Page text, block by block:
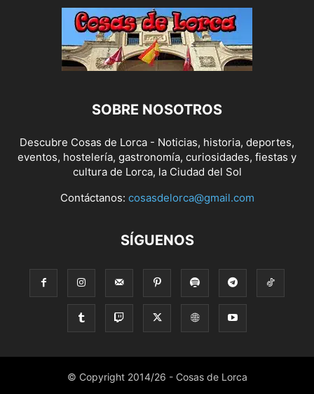
SOBRE NOSOTROS
Descubre Cosas de Lorca - Noticias, historia, deportes,
eventos, hostelería, gastronomía, curiosidades, fiestas y
cultura de Lorca, la Ciudad del Sol
Contáctanos: cosasdelorca@gmail.com
SÍGUENOS
© Copyright 2014/26 - Cosas de Lorca